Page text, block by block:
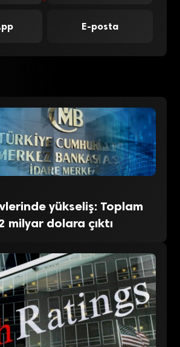
E-posta
yükseliş: Toplam
milyar dolara çıktı